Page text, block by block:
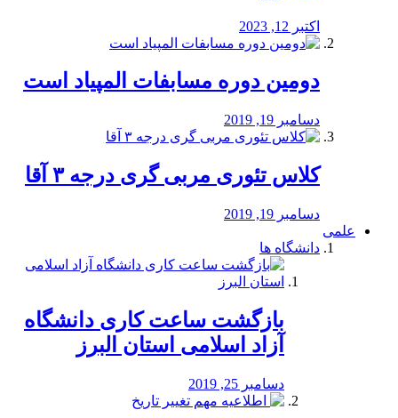
اکتبر 12, 2023
دومین دوره مسابفات المپیاد است
دسامبر 19, 2019
کلاس تئوری مربی گری درجه ۳ آقا
دسامبر 19, 2019
علمی
دانشگاه ها
بازگشت ساعت کاری دانشگاه
آزاد اسلامی استان البرز
دسامبر 25, 2019